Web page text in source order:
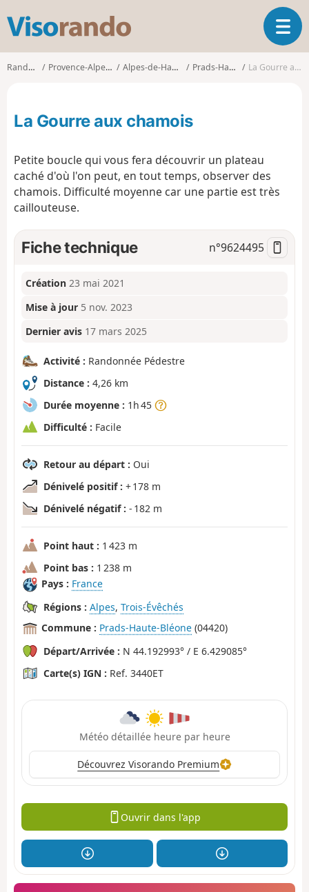
s
o
d
O
u
t
Randonnées Provence-Alpes-Côte d'Azur Alpes-de-Haute-Provence Prads-Haute-Bléone La Gourre aux chamois
La Gourre aux chamois
Petite boucle qui vous fera découvrir un plateau
caché d'où l'on peut, en tout temps, observer des
chamois. Difficulté moyenne car une partie est très
caillouteuse.
Fiche technique n°9624495
Création 23 mai 2021
Mise à jour 5 nov. 2023
Dernier avis 17 mars 2025
Activité : Randonnée Pédestre
Distance : 4,26 km
Durée moyenne : 1h 45
Difficulté : Facile
Retour au départ : Oui
Dénivelé positif : + 178 m
Dénivelé négatif : - 182 m
Point haut : 1 423 m
Point bas : 1 238 m
Pays : France
Régions : Alpes, Trois-Évêchés
Commune : Prads-Haute-Bléone (04420)
Départ/Arrivée : N 44.192993° / E 6.429085°
Carte(s) IGN : Ref. 3440ET
Météo détaillée heure par heure
Découvrez Visorando Premium
Ouvrir dans l'app